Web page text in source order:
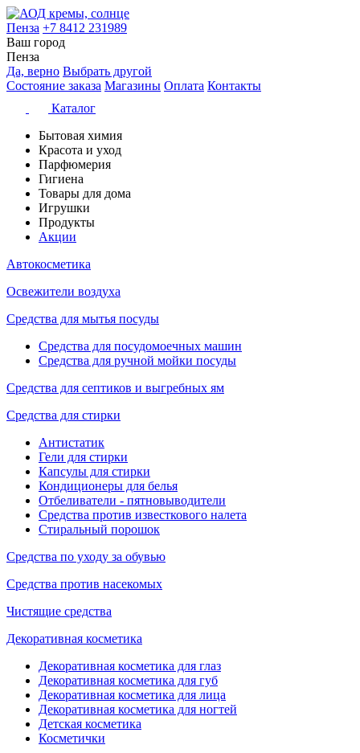
Пенза +7 8412 231989
Ваш город
Пенза
Да, верно Выбрать другой
Состояние заказа Магазины Оплата Контакты
Каталог
Бытовая химия
Красота и уход
Парфюмерия
Гигиена
Товары для дома
Игрушки
Продукты
Акции
Автокосметика
Освежители воздуха
Средства для мытья посуды
Средства для посудомоечных машин
Средства для ручной мойки посуды
Средства для септиков и выгребных ям
Средства для стирки
Антистатик
Гели для стирки
Капсулы для стирки
Кондиционеры для белья
Отбеливатели - пятновыводители
Средства против известкового налета
Стиральный порошок
Средства по уходу за обувью
Средства против насекомых
Чистящие средства
Декоративная косметика
Декоративная косметика для глаз
Декоративная косметика для губ
Декоративная косметика для лица
Декоративная косметика для ногтей
Детская косметика
Косметички